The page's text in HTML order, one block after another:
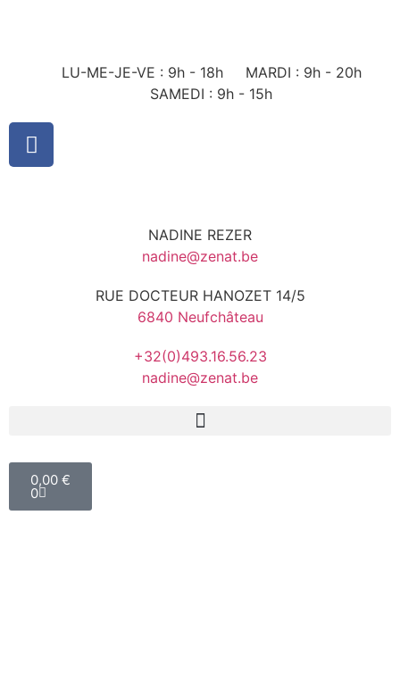
LU-ME-JE-VE : 9h - 18h
MARDI : 9h - 20h
SAMEDI : 9h - 15h
NADINE REZER
nadine@zenat.be
RUE DOCTEUR HANOZET 14/5
6840 Neufchâteau
+32(0)493.16.56.23
nadine@zenat.be
0,00 €
0